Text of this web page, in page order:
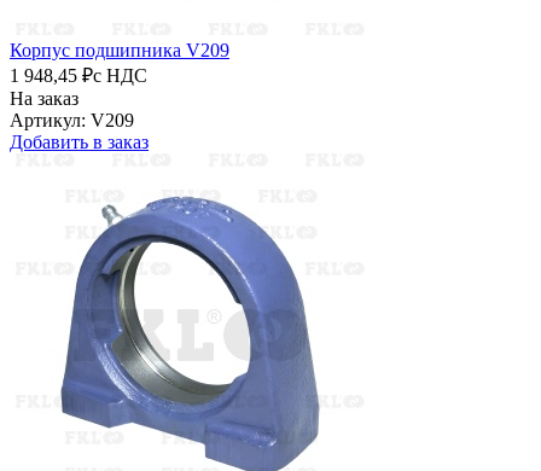
Корпус подшипника V209
1 948,45 ₽с НДС
На заказ
Артикул: V209
Добавить в заказ